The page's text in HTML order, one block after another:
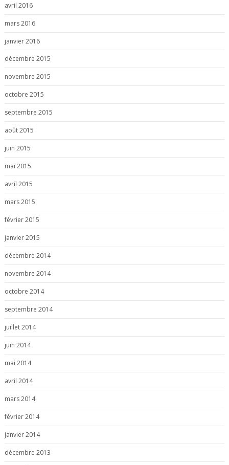
avril 2016
mars 2016
janvier 2016
décembre 2015
novembre 2015
octobre 2015
septembre 2015
août 2015
juin 2015
mai 2015
avril 2015
mars 2015
février 2015
janvier 2015
décembre 2014
novembre 2014
octobre 2014
septembre 2014
juillet 2014
juin 2014
mai 2014
avril 2014
mars 2014
février 2014
janvier 2014
décembre 2013